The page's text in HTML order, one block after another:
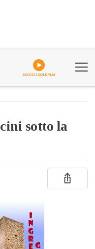
ASCOLTA GOLDPLAY
sotto la